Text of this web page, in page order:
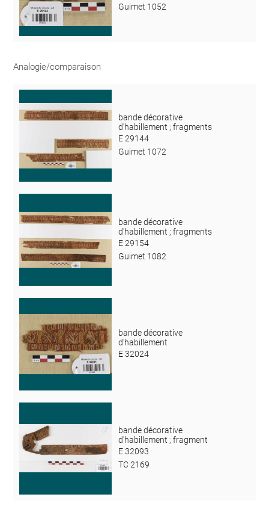
Guimet 1052
Analogie/comparaison
bande décorative
d'habillement ; fragments
E 29144
Guimet 1072
bande décorative
d'habillement ; fragments
E 29154
Guimet 1082
bande décorative
d'habillement
E 32024
bande décorative
d'habillement ; fragment
E 32093
TC 2169